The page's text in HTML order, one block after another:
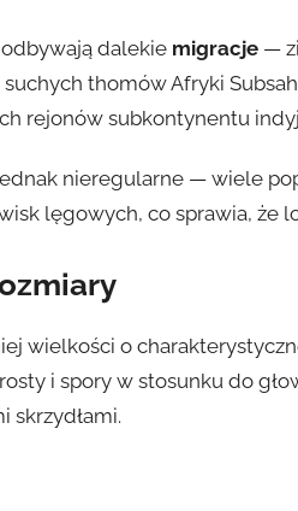
dalekie migracje —
thomów Afryki
rejonów subkontynentu
nieregularne — wiele
lęgowych, co sprawia, że
wielkości o
i spory w stosunku do
skrzydłami.